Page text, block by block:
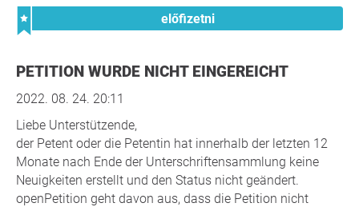
előfizetni
PETITION WURDE NICHT EINGEREICHT
2022. 08. 24. 20:11
Liebe Unterstützende,
der Petent oder die Petentin hat innerhalb der letzten 12
Monate nach Ende der Unterschriftensammlung keine
Neuigkeiten erstellt und den Status nicht geändert.
openPetition geht davon aus, dass die Petition nicht